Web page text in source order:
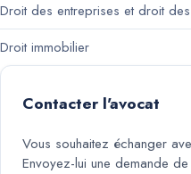
Droit des entreprises et droit
Droit immobilier
Contacter l'avocat
Vous souhaitez échanger
Envoyez-lui une demande